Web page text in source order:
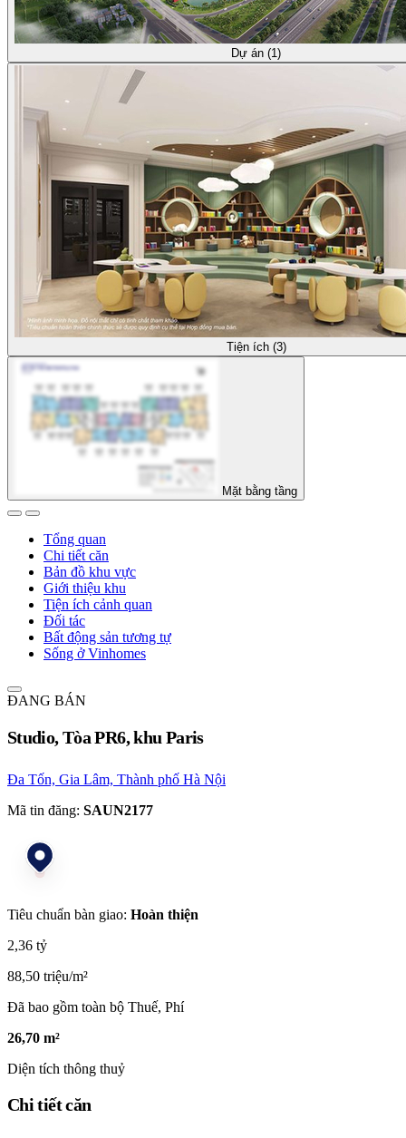
Dự án (1)
Tiện ích (3)
Mặt bằng tầng
Tổng quan
Chi tiết căn
Bản đồ khu vực
Giới thiệu khu
Tiện ích cảnh quan
Đối tác
Bất động sản tương tự
Sống ở Vinhomes
ĐANG BÁN
Studio, Tòa PR6, khu Paris
Đa Tốn, Gia Lâm, Thành phố Hà Nội
Mã tin đăng: SAUN2177
Tiêu chuẩn bàn giao: Hoàn thiện
2,36 tỷ
88,50 triệu/m²
Đã bao gồm toàn bộ Thuế, Phí
26,70 m²
Diện tích thông thuỷ
Chi tiết căn